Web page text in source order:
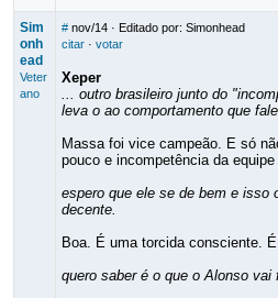
Sim
onh
ead
Veter
ano
# nov/14· Editado por: Simonhead
citar· votar
Xeper
... outro brasileiro junto do
leva o ao comportamento que
Massa foi vice campeão. E só
pouco e incompetência da
espero que ele se de bem e isso
decente.
Boa. É uma torcida consciente.
quero saber é o que o Alonso vai